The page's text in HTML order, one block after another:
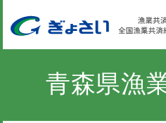
ぎょさい制度
青森県漁